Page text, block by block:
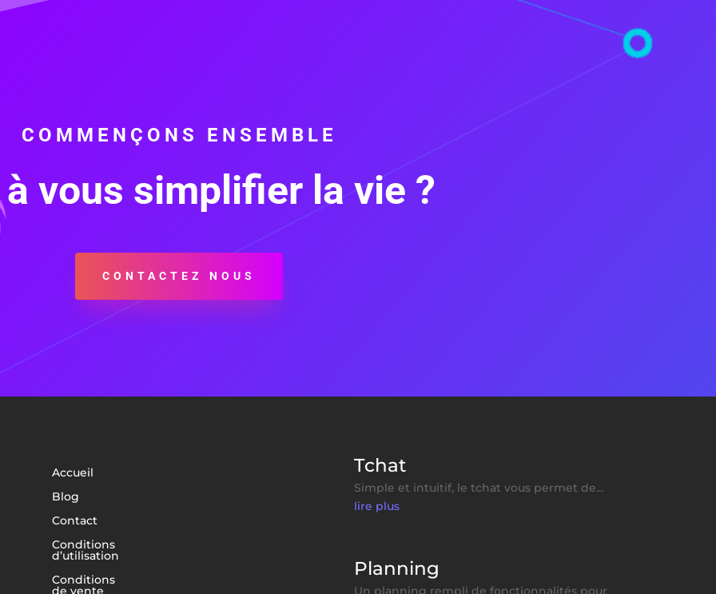
COMMENÇONS ENSEMBLE
vous simplifier la vie ?
CONTACTEZ NOUS
Accueil
Blog
Contact
Conditions
d’utilisation
Conditions
de vente
Tchat
Simple et intuitif, le tchat vous permet de...
lire plus
Planning
Un planning rempli de fonctionnalités pour